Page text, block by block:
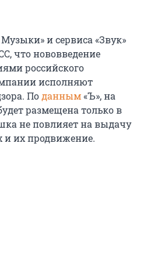
и сервиса «Звук»
что нововведение
российского
исполняют
Поданным«Ъ», на
размещена только в
не повлияет на выдачу
и их продвижение.